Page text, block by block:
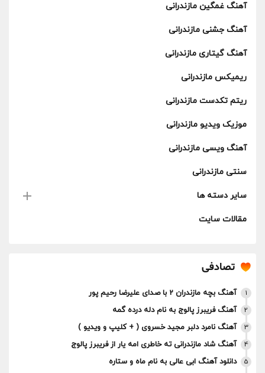
آهنگ غمگین مازندرانی
آهنگ جشنی مازندرانی
آهنگ گیتاری مازندرانی
ریمیکس مازندرانی
ریتم تکدست مازندرانی
موزیک ویدیو مازندرانی
آهنگ ویسی مازندرانی
سنتی مازندرانی
سایر دسته ها
مقالات سایت
تصادفی
1 آهنگ بچه مازندران 2 با صدای علیرضا رحیم پور
2 آهنگ فریبرز پالوج به نام دله درده گمه
3 آهنگ نامرد دلبر مجید خسروی ( + کلیپ و ویدیو )
4 آهنگ شاد مازندرانی ته خاطری امه یار از فریبرز پالوج
5 دانلود آهنگ ابی عالی به نام ماه و ستاره